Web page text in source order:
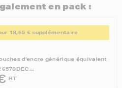
en pack :
18,65 € supplémentaire
d'encre générique équivalent
HT